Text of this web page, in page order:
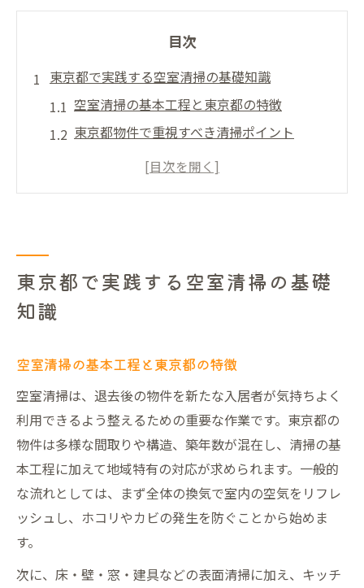
目次
東京都で実践する空室清掃の基礎知識
空室清掃の基本工程と東京都の特徴
東京都物件で重視すべき清掃ポイント
空室清掃がきついと感じる原因と対策
管理者が実践する空室清掃の時短術
東京都の物件で役立つ清掃効率化のコツ
ハウスクリーニング東京おすすめの選び方
空室清掃業者と連携する管理ノウハウ
ハウスクリーニング業者選びの極意とは
信頼できる空室清掃業者の見極め方
東京のハウスクリーニング業者比較術
空室清掃で失敗しない業者選定のコツ
ハウスクリーニング東京安い業者活用法
東京都で実践する空室清掃の基礎
知識
空室清掃の基本工程と東京都の特徴
空室清掃は、退去後の物件を新たな入居者が気持ちよく
利用できるよう整えるための重要な作業です。東京都の
物件は多様な間取りや構造、築年数が混在し、清掃の基
本工程に加えて地域特有の対応が求められます。一般的
な流れとしては、まず全体の換気で室内の空気をリフレ
ッシュし、ホコリやカビの発生を防ぐことから始めま
す。
次に、床・壁・窓・建具などの表面清掃に加え、キッチ